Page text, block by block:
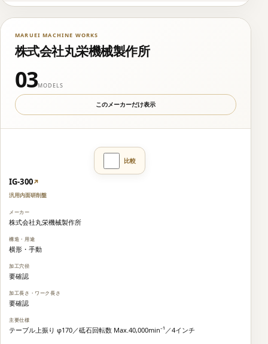
MARUEI MACHINE WORKS
株式会社丸栄機械製作所
03MODELS
このメーカーだけ表示
IG-300↗
汎用内面研削盤
株式会社丸栄機械製作所
横形・手動
要確認
要確認
テーブル上振り φ170／砥石回転数 Max.40,000min⁻¹／4インチ